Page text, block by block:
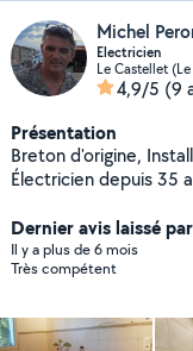
Michel
Electricien
Le Castellet
4,9/5 (9
Présentation
Breton d'origine,
Électricien depuis 35
électricité,
restanque, terrasse,
Dernier avis laissé
Il y a plus de 6 mois
Très compétent